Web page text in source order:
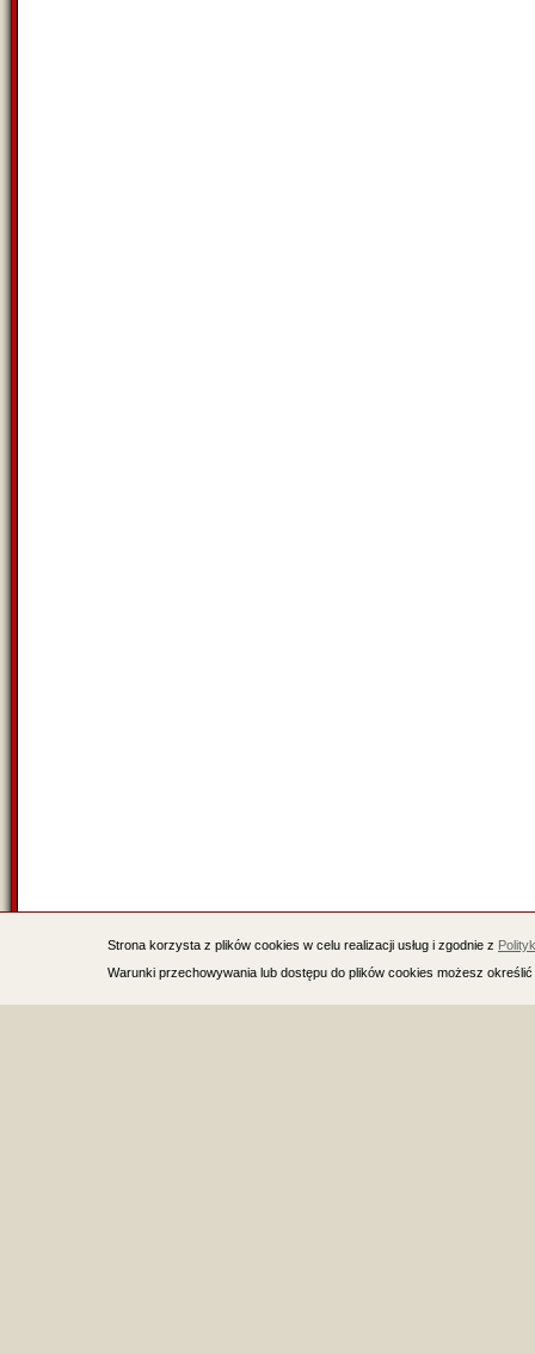
Strona korzysta z plików cookies w celu realizacji usług i zgodnie z
Warunki przechowywania lub dostępu do plików cookies możesz